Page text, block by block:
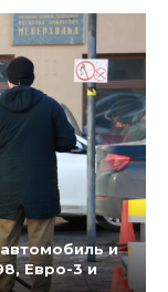
и
Евро-3 и